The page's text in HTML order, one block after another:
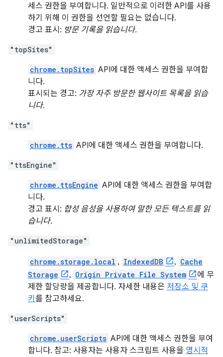
세스 권한을 부여합니다. 일반적으로 이러한 API를 사용
하기 위해 이 권한을 선언할 필요는 없습니다.
경고 표시: 방문 기록을 읽습니다.
"topSites"
chrome.topSites API에 대한 액세스 권한을 부여합
니다.
표시되는 경고: 가장 자주 방문한 웹사이트 목록을 읽습
니다.
"tts"
chrome.tts API에 대한 액세스 권한을 부여합니다.
"ttsEngine"
chrome.ttsEngine API에 대한 액세스 권한을 부여합
니다.
경고 표시: 합성 음성을 사용하여 말한 모든 텍스트를 읽
습니다.
"unlimitedStorage"
chrome.storage.local , IndexedDB , Cache
Storage
, Origin Private File System
에 무
제한 할당량을 제공합니다. 자세한 내용은 저장소 및 쿠
키 를 참고하세요.
"userScripts"
chrome.userScripts API에 대한 액세스 권한을 부여
합니다. 참고: 사용자는 사용자 스크립트 사용을 명시적